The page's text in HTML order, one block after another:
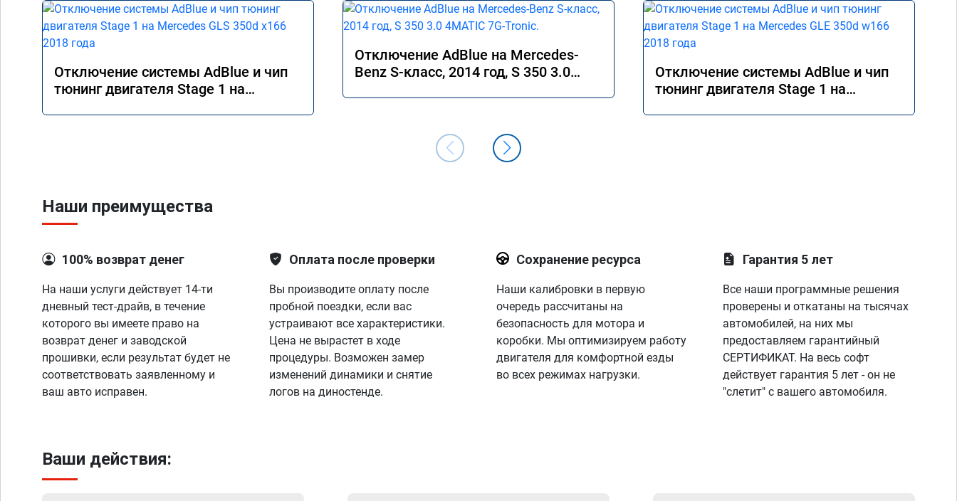
Отключение системы AdBlue и чип
тюнинг двигателя Stage 1 на
Отключение AdBlue на Mercedes-
Benz S-класс, 2014 год, S 350 3.0
Отключение системы AdBlue и чип
тюнинг двигателя Stage 1 на
Наши преимущества
100% возврат денег
На наши услуги действует 14-ти
дневный тест-драйв, в течение
которого вы имеете право на
возврат денег и заводской
прошивки, если результат будет не
соответствовать заявленному и
ваш авто исправен.
Оплата после проверки
Вы производите оплату после
пробной поездки, если вас
устраивают все характеристики.
Цена не вырастет в ходе
процедуры. Возможен замер
изменений динамики и снятие
логов на диностенде.
Сохранение ресурса
Наши калибровки в первую
очередь рассчитаны на
безопасность для мотора и
коробки. Мы оптимизируем работу
двигателя для комфортной езды
во всех режимах нагрузки.
Гарантия 5 лет
Все наши программные решения
проверены и откатаны на тысячах
автомобилей, на них мы
предоставляем гарантийный
СЕРТИФИКАТ. На весь софт
действует гарантия 5 лет - он не
"слетит" с вашего автомобиля.
Ваши действия: